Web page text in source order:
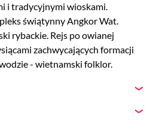
i tradycyjnymi wioskami.
świątynny Angkor Wat.
rybackie. Rejs po owianej
zachwycających formacji
- wietnamski folklor.